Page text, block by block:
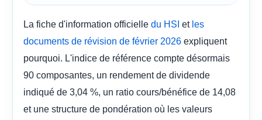
La fiche d'information officielle du HSI et les
documents de révision de février 2026 expliquent
pourquoi. L'indice de référence compte désormais
90 composantes, un rendement de dividende
indiqué de 3,04 %, un ratio cours/bénéfice de 14,08
et une structure de pondération où les valeurs